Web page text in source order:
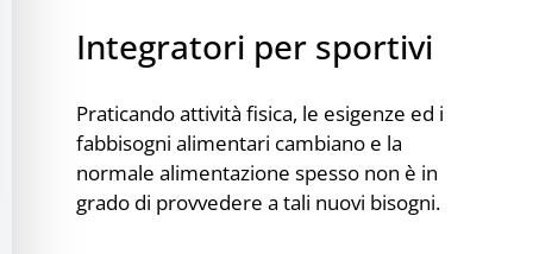
Integratori per sportivi
Praticando attività fisica, le esigenze ed i
fabbisogni alimentari cambiano e la
normale alimentazione spesso non è in
grado di provvedere a tali nuovi bisogni.